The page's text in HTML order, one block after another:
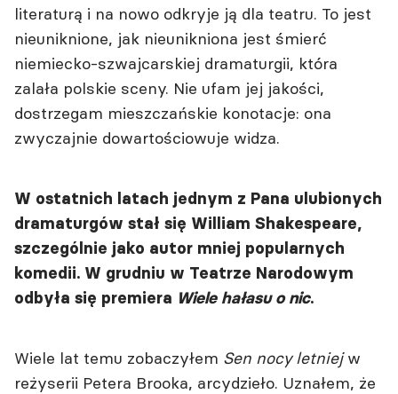
literaturą i na nowo odkryje ją dla teatru. To jest
nieuniknione, jak nieunikniona jest śmierć
niemiecko-szwajcarskiej dramaturgii, która
zalała polskie sceny. Nie ufam jej jakości,
dostrzegam mieszczańskie konotacje: ona
zwyczajnie dowartościowuje widza.
W ostatnich latach jednym z Pana ulubionych
dramaturgów stał się William Shakespeare,
szczególnie jako autor mniej popularnych
komedii. W grudniu w Teatrze Narodowym
odbyła się premiera Wiele hałasu o nic.
Wiele lat temu zobaczyłem Sen nocy letniejw
reżyserii Petera Brooka, arcydzieło. Uznałem, że